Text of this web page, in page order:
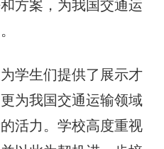
方案，为我国交通运
学生们提供了展示才
为我国交通运输领域
活力。学校高度重视